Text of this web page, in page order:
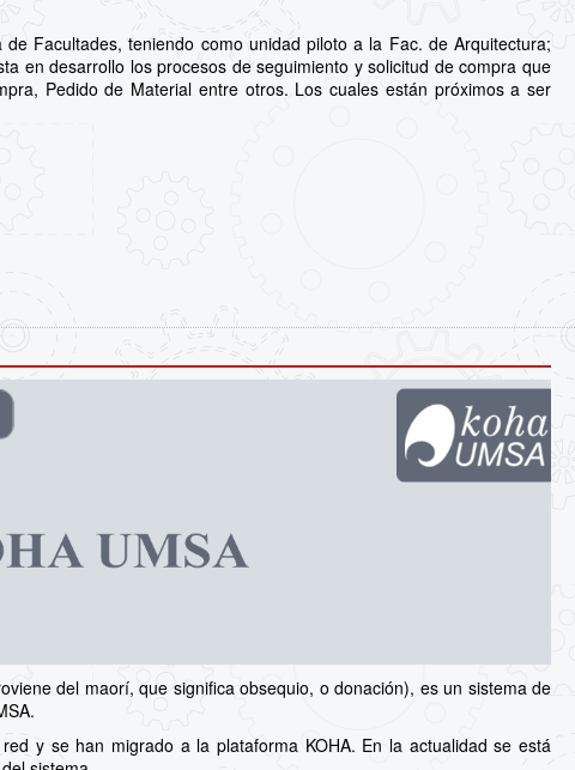
Facultades, teniendo como unidad piloto a la Fac. de Arquitectura;
en desarrollo los procesos de seguimiento y solicitud de compra que
Pedido de Material entre otros. Los cuales están próximos a ser
del maorí, que significa obsequio, o donación), es un sistema de
y se han migrado a la plataforma KOHA. En la actualidad se está